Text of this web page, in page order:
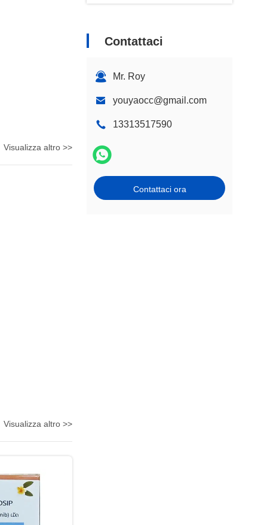
Forniture mediche
Medicinali per l'oncologia
Contattaci
Mr. Roy
youyaocc@gmail.com
13313517590
Contattaci ora
Visualizza altro >>
Visualizza altro >>